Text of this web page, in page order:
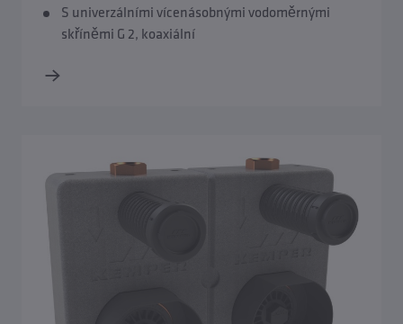
S univerzálními vícenásobnými vodoměrnými
skříněmi G 2, koaxiální